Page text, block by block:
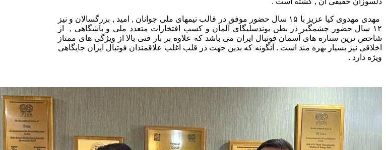
مهدی مهدوی کیا عزیز با ۱۵ سال حضور موفق در قالب تیمهای ملی جوانان , امید , بزرگسالان و نیز
۱۲ سال حضور چشمگیر در بطن بوندسلیگای آلمان و کسب افتخارات متعدد ملی و باشگاهی , از
شاخص ترین ستاره های آسمان فوتبال ایران می باشد که علاوه بر بار فنی بالا از ویژگی های ممتاز
اخلاقی نیز بسیار بهره مند است . آنگونه که بدین جهت در قلب اغلب علاقمندان فوتبال ایران جایگاهی
ویژه دارد .